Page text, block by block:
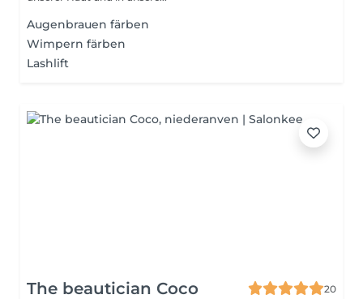
Augenbrauen färben
Wimpern färben
Lashlift
The beautician Coco
20